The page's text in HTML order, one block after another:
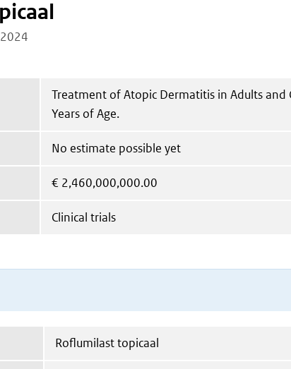
Treatment of Atopic Dermatitis in Adults and
Years of Age.
No estimate possible yet
€ 2,460,000,000.00
Clinical trials
Roflumilast topicaal